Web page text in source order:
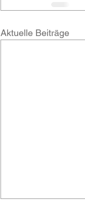
Aktuelle Beiträge